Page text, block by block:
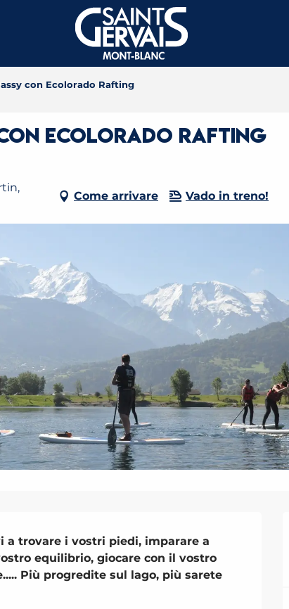
con Ecolorado Rafting
con Ecolorado Rafting
Come arrivare Vado in treno!
a trovare i vostri piedi, imparare a
equilibrio, giocare con il vostro
Più progredite sul lago, più sarete